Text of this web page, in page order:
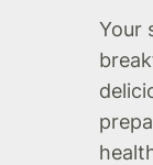
Your